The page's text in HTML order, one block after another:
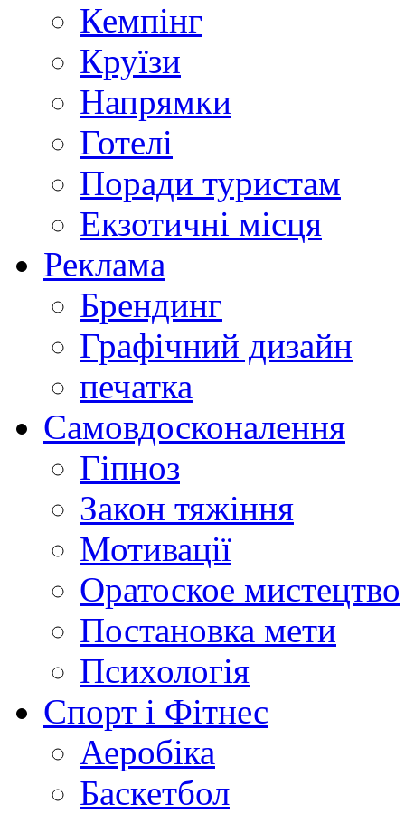
Кемпінг
Круїзи
Напрямки
Готелі
Поради туристам
Екзотичні місця
Реклама
Брендинг
Графічний дизайн
печатка
Самовдосконалення
Гіпноз
Закон тяжіння
Мотивації
Оратоское мистецтво
Постановка мети
Психологія
Спорт і Фітнес
Аеробіка
Баскетбол